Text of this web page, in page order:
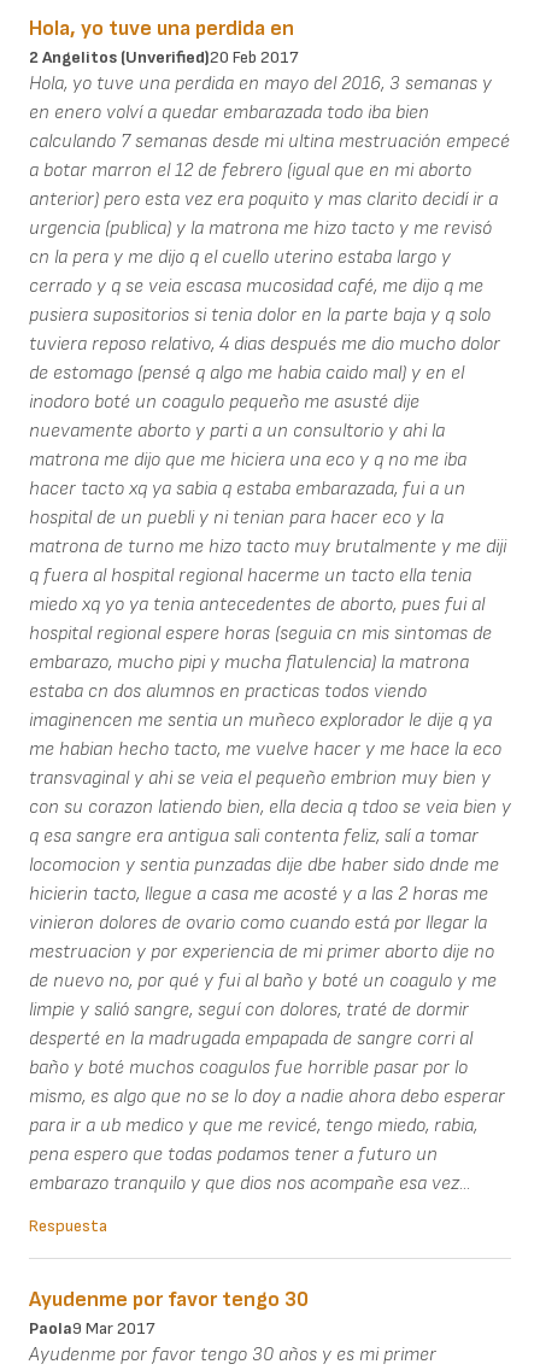
Hola, yo tuve una perdida en
2 Angelitos (unverified)20 Feb 2017
Hola, yo tuve una perdida en mayo del 2016, 3 semanas y
en enero volví a quedar embarazada todo iba bien
calculando 7 semanas desde mi ultina mestruación empecé
a botar marron el 12 de febrero (igual que en mi aborto
anterior) pero esta vez era poquito y mas clarito decidí ir a
urgencia (publica) y la matrona me hizo tacto y me revisó
cn la pera y me dijo q el cuello uterino estaba largo y
cerrado y q se veia escasa mucosidad café, me dijo q me
pusiera supositorios si tenia dolor en la parte baja y q solo
tuviera reposo relativo, 4 dias después me dio mucho dolor
de estomago (pensé q algo me habia caido mal) y en el
inodoro boté un coagulo pequeño me asusté dije
nuevamente aborto y parti a un consultorio y ahi la
matrona me dijo que me hiciera una eco y q no me iba
hacer tacto xq ya sabia q estaba embarazada, fui a un
hospital de un puebli y ni tenian para hacer eco y la
matrona de turno me hizo tacto muy brutalmente y me diji
q fuera al hospital regional hacerme un tacto ella tenia
miedo xq yo ya tenia antecedentes de aborto, pues fui al
hospital regional espere horas (seguia cn mis sintomas de
embarazo, mucho pipi y mucha flatulencia) la matrona
estaba cn dos alumnos en practicas todos viendo
imaginencen me sentia un muñeco explorador le dije q ya
me habian hecho tacto, me vuelve hacer y me hace la eco
transvaginal y ahi se veia el pequeño embrion muy bien y
con su corazon latiendo bien, ella decia q tdoo se veia bien y
q esa sangre era antigua sali contenta feliz, salí a tomar
locomocion y sentia punzadas dije dbe haber sido dnde me
hicierin tacto, llegue a casa me acosté y a las 2 horas me
vinieron dolores de ovario como cuando está por llegar la
mestruacion y por experiencia de mi primer aborto dije no
de nuevo no, por qué y fui al baño y boté un coagulo y me
limpie y salió sangre, seguí con dolores, traté de dormir
desperté en la madrugada empapada de sangre corri al
baño y boté muchos coagulos fue horrible pasar por lo
mismo, es algo que no se lo doy a nadie ahora debo esperar
para ir a ub medico y que me revicé, tengo miedo, rabia,
pena espero que todas podamos tener a futuro un
embarazo tranquilo y que dios nos acompañe esa vez...
Respuesta
Ayudenme por favor tengo 30
Paola9 Mar 2017
Ayudenme por favor tengo 30 años y es mi primer